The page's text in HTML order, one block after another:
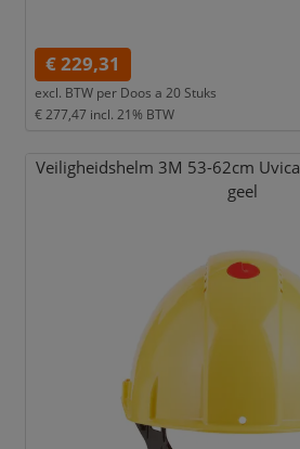
€ 229,31
excl. BTW per Doos a 20 Stuks
€ 277,47 incl. 21% BTW
Veiligheidshelm 3M 53-62cm
geel